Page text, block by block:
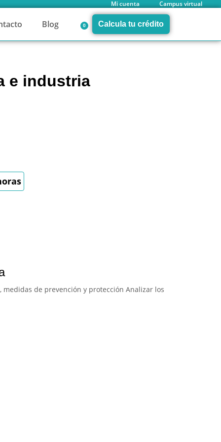
Mi cuenta Campus virtual
Blog 0 Calcula tu crédito
e industria
de prevención y protección Analizar los